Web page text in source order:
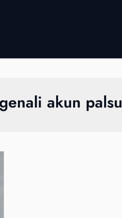
akun palsu